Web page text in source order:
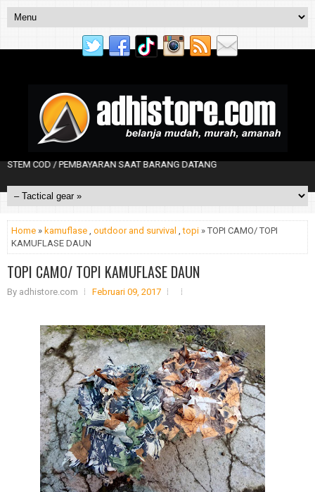
/ PEMBAYARAN SAAT BARANG DATANG
Home » kamuflase , outdoor and survival ,topi » TOPI CAMO/ TOPI
KAMUFLASE DAUN
TOPI CAMO/ TOPI KAMUFLASE DAUN
By adhistore.com Februari 09, 2017